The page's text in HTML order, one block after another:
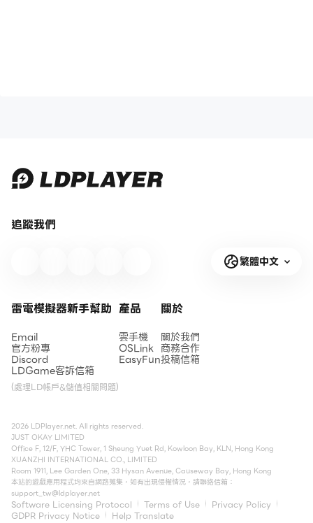
追蹤我們
繁體中文
雷電模擬器新手幫助
Email
官方粉專
Discord
LDGame客訴信箱
(處理LD帳戶&儲值相關問題)
產品
雲手機
OSLink
EasyFun
關於
關於我們
商務合作
投稿信箱
2026 LDPlayer.net. All rights reserved.
JUST OKAY LIMITED
Office F, 12/F, YHC Tower, 1 Sheung Yuet Rd, Kowloon Bay, KLN, Hong Kong
XUANZHI INTERNATIONAL CO., LIMITED
Room 1911, Lee Garden One, 33 Hysan Avenue, Causeway Bay, Hong Kong
本站的遊戲應用程式均來自網路蒐集，如有出現侵權情況，請聯絡信箱：
support_tw@ldplayer.net
Software Licensing Protocol Terms of Use
Privacy Policy
GDPR Privacy Notice
Help Translate